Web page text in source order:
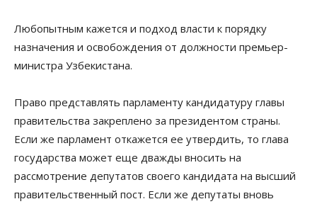
Любопытным кажется и подход власти к порядку
назначения и освобождения от должности премьер-
министра Узбекистана.
Право представлять парламенту кандидатуру главы
правительства закреплено за президентом страны.
Если же парламент откажется ее утвердить, то глава
государства может еще дважды вносить на
рассмотрение депутатов своего кандидата на высший
правительственный пост. Если же депутаты вновь